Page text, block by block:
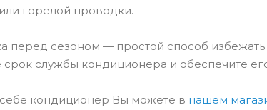
горелой проводки.
перед сезоном — простой способ
службы кондиционера и обеспечите
кондиционер Вы можете в нашем